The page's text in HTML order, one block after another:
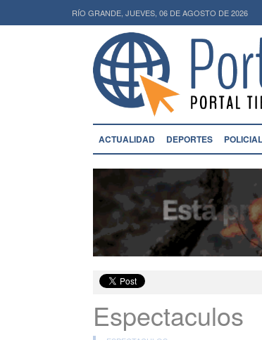
RÍO GRANDE, JUEVES, 06 DE AGOSTO DE 2026
ACTUALIDAD DEPORTES
Espectaculos